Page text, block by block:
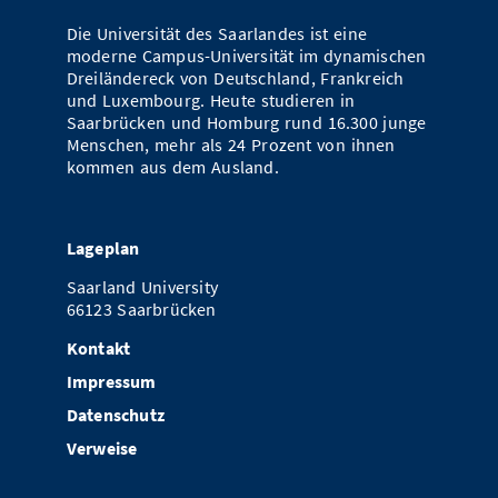
Vom Studium in den Beruf
Study Scheduler
Bibliothek
Open Science/Open Access
Start-ups
IT-Themenabend
Ranking
Zahlen & Fakten
Preise, Auszeichnungen und Förderungen
Kontakt
SIC Merchandise
SIC Podcast
Anfahrt
AnsprechpartnerInnen, Personen, Forschungsgruppen
Termine, Vorträge und Veranstaltungen
Die Universität des Saarlandes ist eine
moderne Campus-Universität im dynamischen
Dreiländereck von Deutschland, Frankreich
und Luxembourg. Heute studieren in
Saarbrücken und Homburg rund 16.300 junge
Menschen, mehr als 24 Prozent von ihnen
kommen aus dem Ausland.
Lageplan
Saarland University
66123 Saarbrücken
Kontakt
Impressum
Datenschutz
Verweise